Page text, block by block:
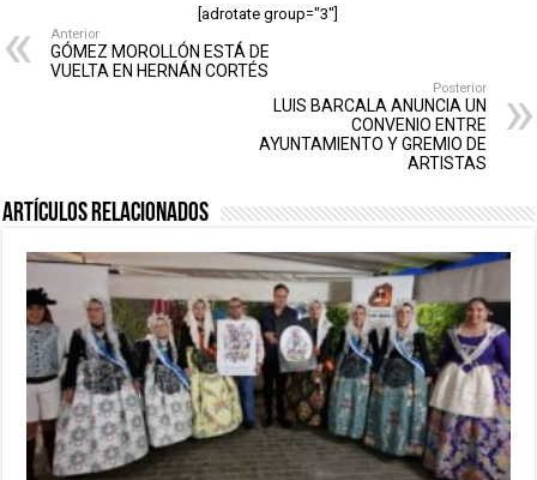
[adrotate group="3"]
Anterior
GÓMEZ MOROLLÓN ESTÁ DE
VUELTA EN HERNÁN CORTÉS
Posterior
LUIS BARCALA ANUNCIA UN
CONVENIO ENTRE
AYUNTAMIENTO Y GREMIO DE
ARTISTAS
Artículos relacionados